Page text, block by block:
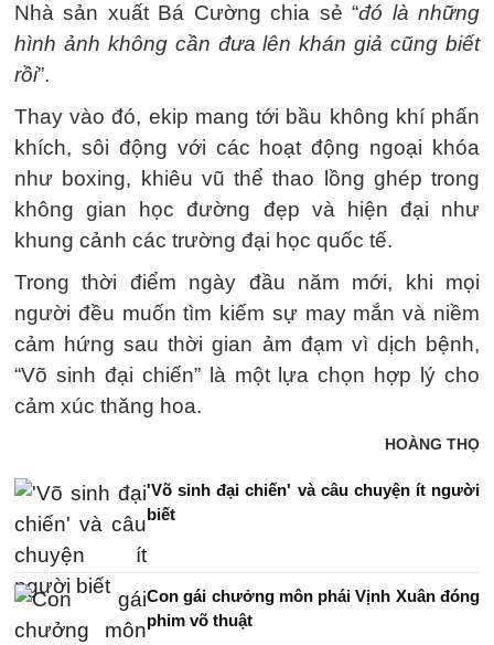
Nhà sản xuất Bá Cường chia sẻ “đó là những
hình ảnh không cần đưa lên khán giả cũng biết
rồi”.
Thay vào đó, ekip mang tới bầu không khí phấn
khích, sôi động với các hoạt động ngoại khóa
như boxing, khiêu vũ thể thao lồng ghép trong
không gian học đường đẹp và hiện đại như
khung cảnh các trường đại học quốc tế.
Trong thời điểm ngày đầu năm mới, khi mọi
người đều muốn tìm kiếm sự may mắn và niềm
cảm hứng sau thời gian ảm đạm vì dịch bệnh,
“Võ sinh đại chiến” là một lựa chọn hợp lý cho
cảm xúc thăng hoa.
HOÀNG THỌ
'Võ sinh đại chiến' và câu chuyện ít người
biết
Con gái chưởng môn phái Vịnh Xuân đóng
phim võ thuật